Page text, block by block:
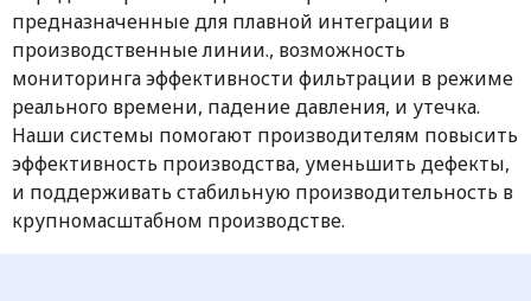
предназначенные для плавной интеграции в
производственные линии., возможность
мониторинга эффективности фильтрации в режиме
реального времени, падение давления, и утечка.
Наши системы помогают производителям повысить
эффективность производства, уменьшить дефекты,
и поддерживать стабильную производительность в
крупномасштабном производстве.